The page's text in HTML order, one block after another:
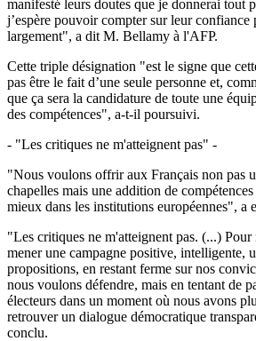
manifesté leurs doutes que je donnerai tout
j’espère pouvoir compter sur leur
largement", a dit M. Bellamy à l'AFP.
Cette triple désignation "est le signe que
pas être le fait d’une seule personne et,
que ça sera la candidature de toute une
des compétences", a-t-il poursuivi.
- "Les critiques ne m'atteignent pas" -
"Nous voulons offrir aux Français non pas
chapelles mais une addition de
mieux dans les institutions européennes", a
"Les critiques ne m'atteignent pas. (...) Pour
mener une campagne positive, intelligente,
propositions, en restant ferme sur nos
nous voulons défendre, mais en tentant de
électeurs dans un moment où nous avons
retrouver un dialogue démocratique
conclu.